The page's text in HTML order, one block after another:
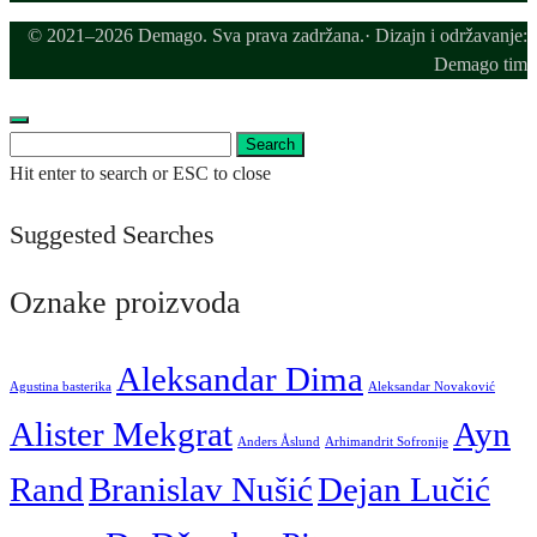
© 2021–2026 Demago. Sva prava zadržana.· Dizajn i održavanje:
Demago tim
for:
Search
Hit enter to search or ESC to close
Suggested Searches
Oznake proizvoda
Agustina basterika Aleksandar Dima Aleksandar Novaković
Alister Mekgrat Anders Åslund Arhimandrit Sofronije Ayn
RandBranislav NušićDejan Lučić